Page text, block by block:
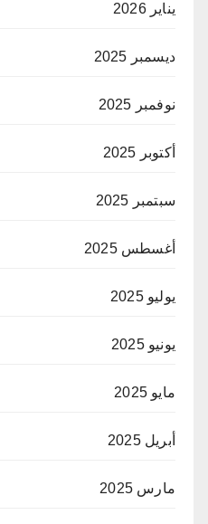
يناير 2026
ديسمبر 2025
نوفمبر 2025
أكتوبر 2025
سبتمبر 2025
أغسطس 2025
يوليو 2025
يونيو 2025
مايو 2025
أبريل 2025
مارس 2025